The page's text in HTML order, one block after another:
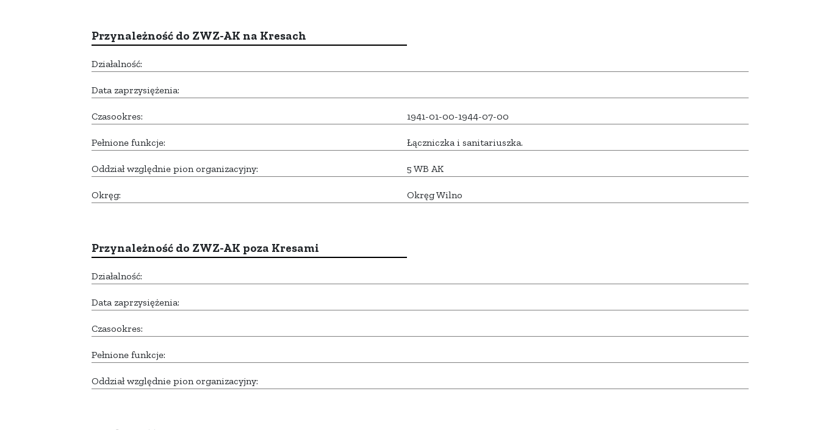
Przynależność do ZWZ-AK na Kresach
Działalność:
Data zaprzysiężenia:
Czasookres: 1941-01-00-1944-07-00
Pełnione funkcje: Łączniczka i sanitariuszka.
Oddział względnie pion organizacyjny: 5 WB AK
Okręg: Okręg Wilno
Przynależność do ZWZ-AK poza Kresami
Działalność:
Data zaprzysiężenia:
Czasookres:
Pełnione funkcje:
Oddział względnie pion organizacyjny: